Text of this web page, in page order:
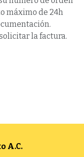
máximo de 24h
la factura.
A.C.